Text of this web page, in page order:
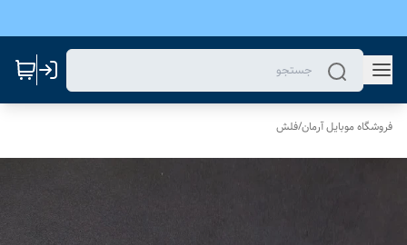
فروشگاه موبایل آرمان/فلش